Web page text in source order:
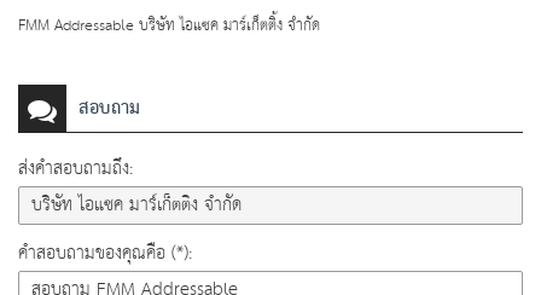
FMM Addressable บริษัท ไอแซค มาร์เก็ตติ้ง จำกัด
สอบถาม
ส่งคำสอบถามถึง:
คำสอบถามของคุณคือ (*):